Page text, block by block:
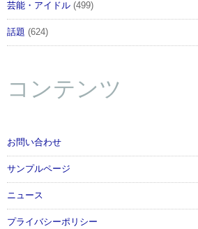
芸能・アイドル (499)
話題 (624)
コンテンツ
お問い合わせ
サンプルページ
ニュース
プライバシーポリシー